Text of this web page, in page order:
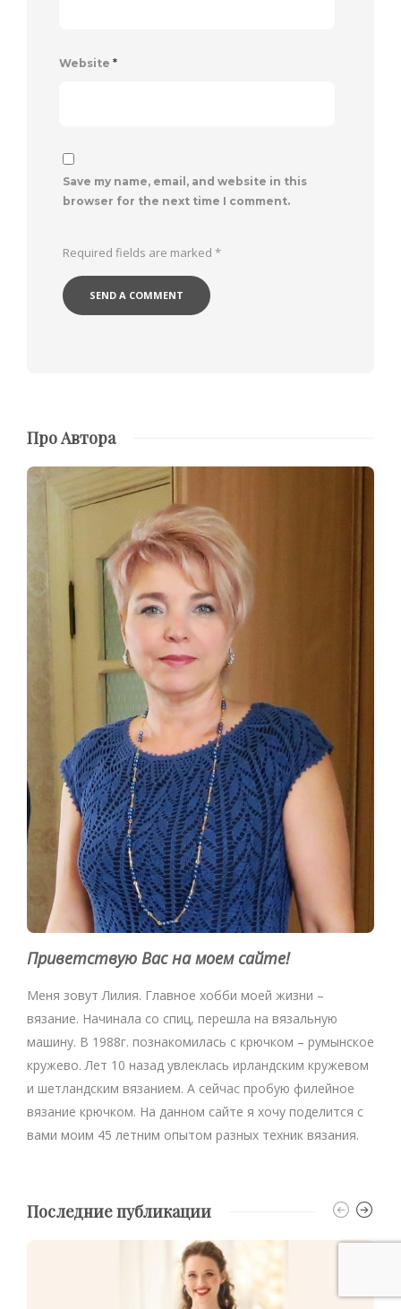
Website *
Save my name, email, and website in this
browser for the next time I comment.
Required fields are marked *
Про Автора
Приветствую Вас на моем сайте!
Меня зовут Лилия. Главное хобби моей жизни –
вязание. Начинала со спиц, перешла на вязальную
машину. В 1988г. познакомилась с крючком – румынское
кружево. Лет 10 назад увлеклась ирландским кружевом
и шетландским вязанием. А сейчас пробую филейное
вязание крючком. На данном сайте я хочу поделится с
вами моим 45 летним опытом разных техник вязания.
Последние публикации